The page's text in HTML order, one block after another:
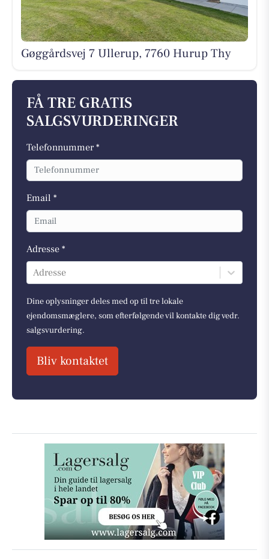
Gøggårdsvej 7 Ullerup, 7760 Hurup Thy
FÅ TRE GRATIS
SALGSVURDERINGER
Telefonnummer *
Email *
Adresse *
Adresse
Dine oplysninger deles med op til tre lokale
ejendomsmæglere, som efterfølgende vil kontakte dig vedr.
salgsvurdering.
Bliv kontaktet